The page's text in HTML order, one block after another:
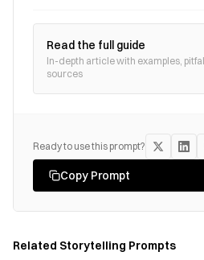
Read the full guide
In-depth article with examples,
sources
Ready to use this prompt?
Copy Prompt
Related Storytelling Prompts